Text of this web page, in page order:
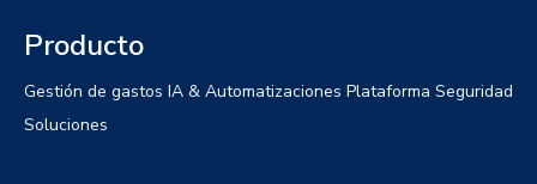
Producto
Gestión de gastos IA & Automatizaciones Plataforma Seguridad
Soluciones